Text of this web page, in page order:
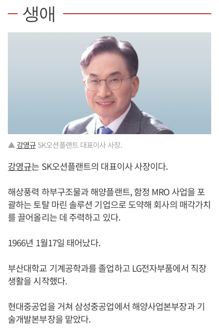
생애
▲ 강영규 SK오션플랜트 대표이사 사장.
강영규는 SK오션플랜트의 대표이사 사장이다.
해상풍력 하부구조물과 해양플랜트, 함정 MRO 사업을 포
괄하는 토탈 마린 솔루션 기업으로 도약해 회사의 매각가치
를 끌어올리는 데 주력하고 있다.
1966년 1월17일 태어났다.
부산대학교 기계공학과를 졸업하고 LG전자부품에서 직장
생활을 시작했다.
현대중공업을 거쳐 삼성중공업에서 해양사업본부장과 기
술개발본부장을 맡았다.